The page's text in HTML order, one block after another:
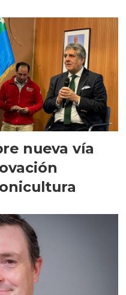
nueva vía